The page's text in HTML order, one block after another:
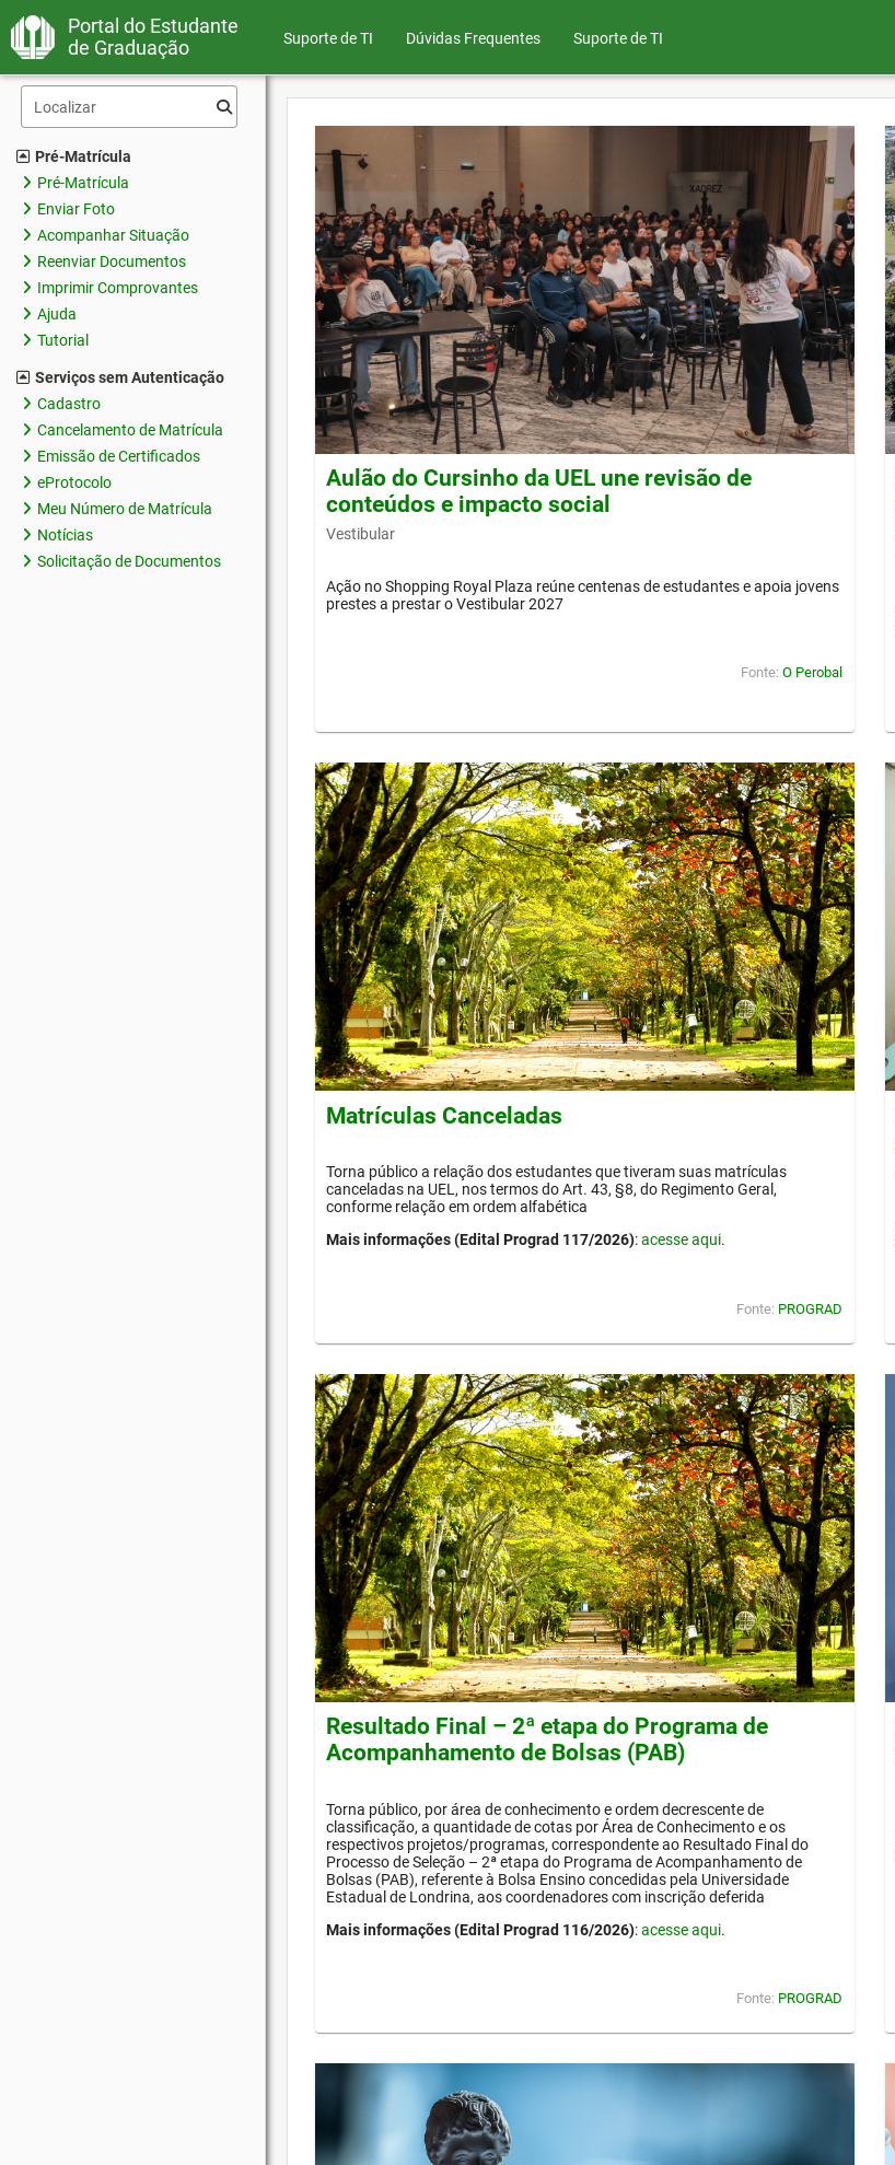
Portal do Estudante
de Graduação
Suporte de TI Dúvidas Frequentes Suporte de TI
Pré-Matrícula
Pré-Matrícula
Enviar Foto
Acompanhar Situação
Reenviar Documentos
Imprimir Comprovantes
Ajuda
Tutorial
Serviços sem Autenticação
Cadastro
Cancelamento de Matrícula
Emissão de Certificados
eProtocolo
Meu Número de Matrícula
Notícias
Solicitação de Documentos
Aulão do Cursinho da UEL une revisão de
conteúdos e impacto social
Vestibular
Ação no Shopping Royal Plaza reúne centenas de estudantes e apoia jovens
prestes a prestar o Vestibular 2027
Fonte: O Perobal
Matrículas Canceladas
Torna público a relação dos estudantes que tiveram suas matrículas
canceladas na UEL, nos termos do Art. 43, §8, do Regimento Geral,
conforme relação em ordem alfabética
Mais informações (Edital Prograd 117/2026):acesse aqui.
Fonte: PROGRAD
Resultado Final – 2ª etapa do Programa de
Acompanhamento de Bolsas (PAB)
Torna público, por área de conhecimento e ordem decrescente de
classificação, a quantidade de cotas por Área de Conhecimento e os
respectivos projetos/programas, correspondente ao Resultado Final do
Processo de Seleção – 2ª etapa do Programa de Acompanhamento de
Bolsas (PAB), referente à Bolsa Ensino concedidas pela Universidade
Estadual de Londrina, aos coordenadores com inscrição deferida
Mais informações (Edital Prograd 116/2026):acesse aqui.
Fonte: PROGRAD